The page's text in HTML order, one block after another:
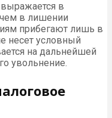
в
в лишении
прибегают лишь в
несет условный
на дальнейшей
увольнение.